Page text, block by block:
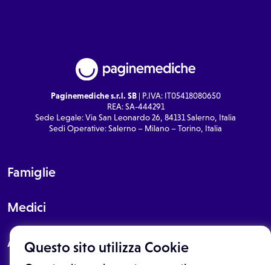
Questo sito utilizza Cookie
Paginemediche s.r.l. SB| P.IVA: IT05418080650
REA: SA-444291
Sede Legale: Via San Leonardo 26, 84131 Salerno, Italia
Sedi Operative: Salerno – Milano – Torino, Italia
Famiglie
Medici
About